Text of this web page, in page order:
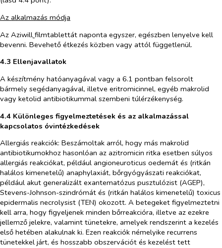
Az alkalmazás módja
Az Aziwill filmtablettát naponta egyszer, egészben lenyelve kell
bevenni. Bevehető étkezés közben vagy attól függetlenül.
4.3 Ellenjavallatok
A készítmény hatóanyagával vagy a 6.1 pontban felsorolt
bármely segédanyagával, illetve eritromicinnel, egyéb makrolid
vagy ketolid antibiotikummal szembeni túlérzékenység.
4.4 Különleges figyelmeztetések és az alkalmazással
kapcsolatos óvintézkedések
Allergiás reakciók: Beszámoltak arról, hogy más makrolid
antibiotikumokhoz hasonlóan az azitromicin ritka esetben súlyos
allergiás reakciókat, például angioneuroticus oedemát és (ritkán
halálos kimenetelű) anaphylaxiát, bőrgyógyászati reakciókat,
például akut generalizált exantematózus pusztulózist (AGEP),
Stevens-Johnson-szindrómát és (ritkán halálos kimenetelű) toxicus
epidermalis necrolysist (TEN) okozott. A betegeket figyelmeztetni
kell arra, hogy figyeljenek minden bőrreakcióra, illetve az ezekre
jellemző jelekre, valamint tünetekre, amelyek rendszerint a kezelés
első hetében alakulnak ki. Ezen reakciók némelyike recurrens
tünetekkel járt, és hosszabb obszervációt és kezelést tett